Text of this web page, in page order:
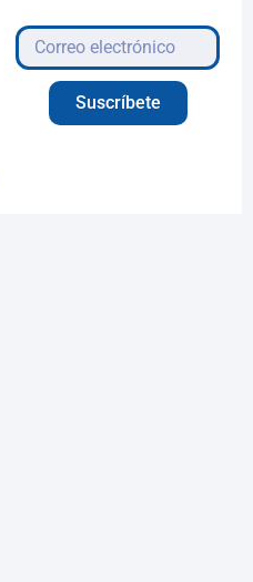
Suscríbete